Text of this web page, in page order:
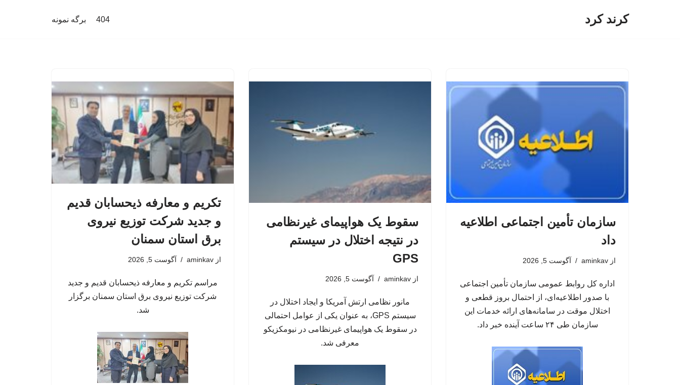
کرند کرد 404 برگه نمونه
سازمان تأمین اجتماعی اطلاعیه
داد
از aminkav آگوست 5, 2026
اداره کل روابط عمومی سازمان تأمین اجتماعی
با صدور اطلاعیه‌ای، از احتمال بروز قطعی و
اختلال موقت در سامانه‌های ارائه خدمات این
سازمان طی ۲۴ ساعت آینده خبر داد.
سقوط یک هواپیمای غیرنظامی
در نتیجه اختلال در سیستم‌
GPS
از aminkav آگوست 5, 2026
مانور نظامی ارتش آمریکا و ایجاد اختلال در
سیستم‌ GPS، به عنوان یکی از عوامل احتمالی
در سقوط یک هواپیمای غیرنظامی در نیومکزیکو
معرفی شد.
تکریم و معارفه ذیحسابان قدیم
و جدید شرکت توزیع نیروی
برق استان سمنان
از aminkav آگوست 5, 2026
مراسم تکریم و معارفه ذیحسابان قدیم و جدید
شرکت توزیع نیروی برق استان سمنان برگزار
شد.